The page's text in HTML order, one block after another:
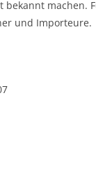
machen.
und Importeure.